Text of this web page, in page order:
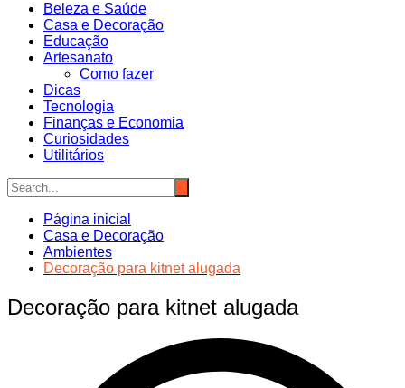
Beleza e Saúde
Casa e Decoração
Educação
Artesanato
Como fazer
Dicas
Tecnologia
Finanças e Economia
Curiosidades
Utilitários
Página inicial
Casa e Decoração
Ambientes
Decoração para kitnet alugada
Decoração para kitnet alugada